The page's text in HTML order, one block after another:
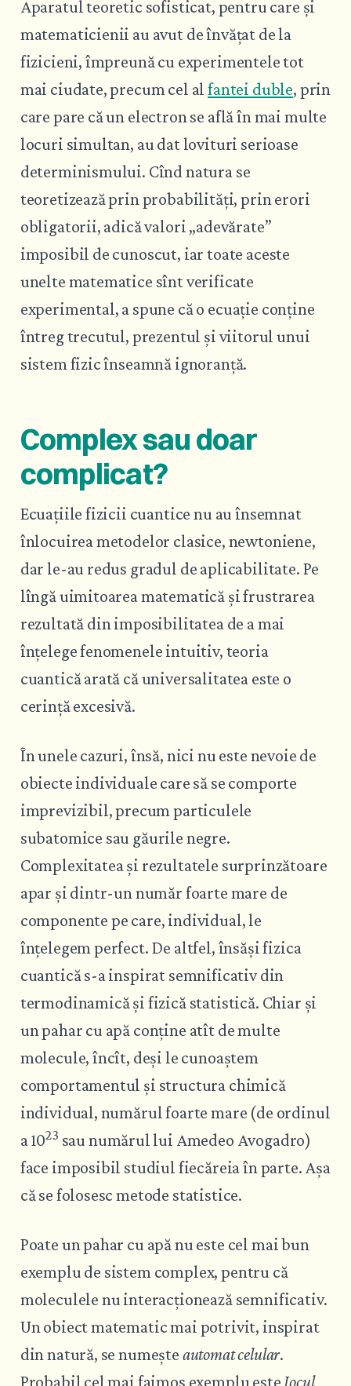
Aparatul teoretic sofisticat, pentru care și
matematicienii au avut de învățat de la
fizicieni, împreună cu experimentele tot
mai ciudate, precum cel alfantei duble, prin
care pare că un electron se află în mai multe
locuri simultan, au dat lovituri serioase
determinismului. Cînd natura se
teoretizează prin probabilități, prin erori
obligatorii, adică valori „adevărate”
imposibil de cunoscut, iar toate aceste
unelte matematice sînt verificate
experimental, a spune că o ecuație conține
întreg trecutul, prezentul și viitorul unui
sistem fizic înseamnă ignoranță.
Complex sau doar
complicat?
Ecuațiile fizicii cuantice nu au însemnat
înlocuirea metodelor clasice, newtoniene,
dar le-au redus gradul de aplicabilitate. Pe
lîngă uimitoarea matematică și frustrarea
rezultată din imposibilitatea de a mai
înțelege fenomenele intuitiv, teoria
cuantică arată că universalitatea este o
cerință excesivă.
În unele cazuri, însă, nici nu este nevoie de
obiecte individuale care să se comporte
imprevizibil, precum particulele
subatomice sau găurile negre.
Complexitatea și rezultatele surprinzătoare
apar și dintr-un număr foarte mare de
componente pe care, individual, le
înțelegem perfect. De altfel, însăși fizica
cuantică s-a inspirat semnificativ din
termodinamică și fizică statistică. Chiar și
un pahar cu apă conține atît de multe
molecule, încît, deși le cunoaștem
comportamentul și structura chimică
individual, numărul foarte mare (de ordinul
a 1023 sau numărul lui Amedeo Avogadro)
face imposibil studiul fiecăreia în parte. Așa
că se folosesc metode statistice.
Poate un pahar cu apă nu este cel mai bun
exemplu de sistem complex, pentru că
moleculele nu interacționează semnificativ.
Un obiect matematic mai potrivit, inspirat
din natură, se numește automat celular.
Probabil cel mai faimos exemplu este Jocul